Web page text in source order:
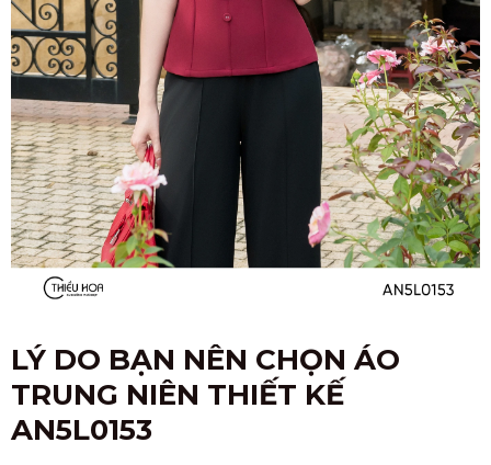
LÝ DO BẠN NÊN CHỌN ÁO
TRUNG NIÊN THIẾT KẾ
AN5L0153